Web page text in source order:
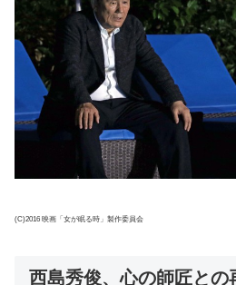
(C)2016 映画「女が眠る時」製作委員会
西島秀俊、心の師匠との